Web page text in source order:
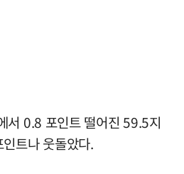
서 0.8 포인트 떨어진 59.5지
트나 웃돌았다.